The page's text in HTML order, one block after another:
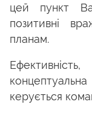
цей пункт
позитивні
планам.
керується